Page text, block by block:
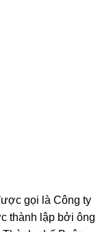
gọi là Công ty
thành lập bởi ông